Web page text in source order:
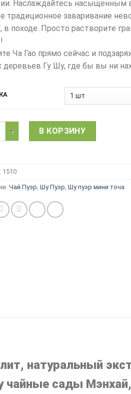
Наслаждайтесь насыщенным
традиционное заваривание
в походе. Просто растворите
Ча Гао прямо сейчас и
деревьев Гу Шу, где бы вы ни
товара Смола Шу Пуэра
В КОРЗИНУ
1510
Чай Пуэр Шу Пуэр Шу пуэр мини точа
натуральный
чайные сады